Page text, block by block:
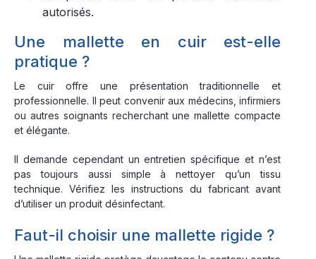
autorisés.
Une mallette en cuir est-elle
pratique ?
Le cuir offre une présentation traditionnelle et
professionnelle. Il peut convenir aux médecins, infirmiers
ou autres soignants recherchant une mallette compacte
et élégante.
Il demande cependant un entretien spécifique et n’est
pas toujours aussi simple à nettoyer qu’un tissu
technique. Vérifiez les instructions du fabricant avant
d’utiliser un produit désinfectant.
Faut-il choisir une mallette rigide ?